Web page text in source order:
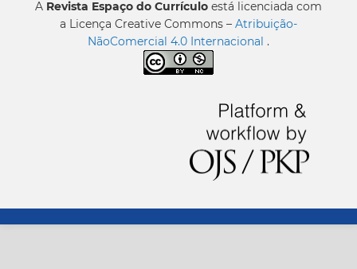
A Revista Espaço do Currículo está licenciada com
a Licença Creative Commons – Atribuição-
NãoComercial 4.0 Internacional .